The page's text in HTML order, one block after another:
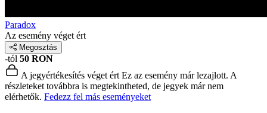
Paradox
Az esemény véget ért
Megosztás
-tól 50 RON
A jegyértékesítés véget ért Ez az esemény már lezajlott. A
részleteket továbbra is megtekintheted, de jegyek már nem
elérhetők. Fedezz fel más eseményeket